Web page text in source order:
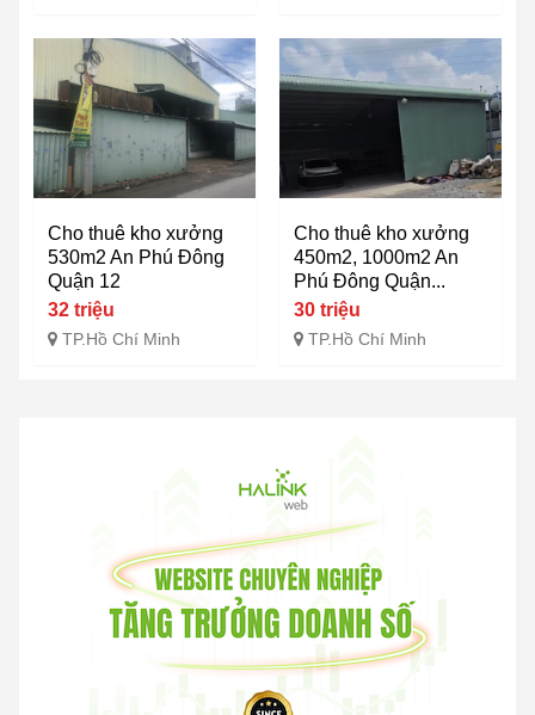
Cho thuê kho xưởng
530m2 An Phú Đông
Quận 12
32 triệu
TP.Hồ Chí Minh
Cho thuê kho xưởng
450m2, 1000m2 An
Phú Đông Quận...
30 triệu
TP.Hồ Chí Minh